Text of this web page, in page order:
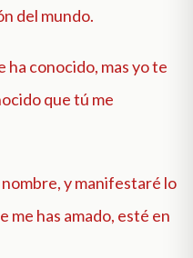
del mundo.
ha conocido, mas yo te
que tú me
y manifestaré lo
me has amado, esté en